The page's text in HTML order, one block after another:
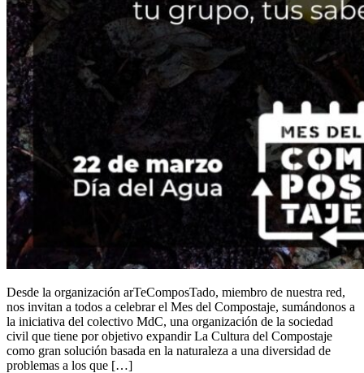
Desde la organización arTeComposTado, miembro de nuestra red,
nos invitan a todos a celebrar el Mes del Compostaje, sumándonos a
la iniciativa del colectivo MdC, una organización de la sociedad
civil que tiene por objetivo expandir La Cultura del Compostaje
como gran solución basada en la naturaleza a una diversidad de
problemas a los que […]